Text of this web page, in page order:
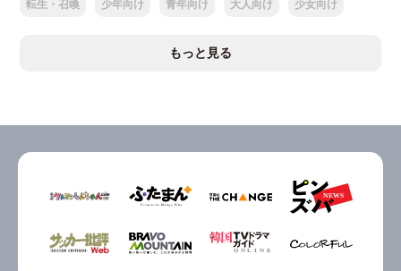
転生・召喚 少年向け 青年向け 大人向け 少女向け
もっと見る